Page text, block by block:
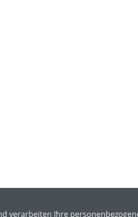
verarbeiten Ihre